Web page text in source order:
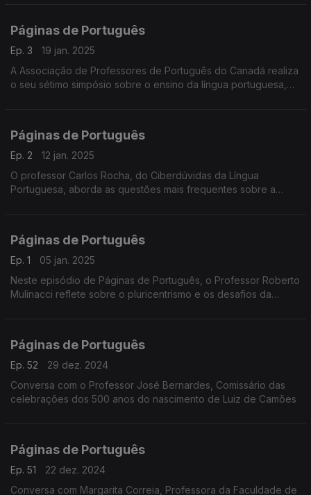
Páginas de Português
Ep. 3
19 jan. 2025
A Associação de Professores de Português do Canadá realiza
o seu sétimo simpósio sobre o ensino da língua portuguesa,
Páginas de Português
Ep. 2
12 jan. 2025
O professor Carlos Rocha, do Ciberdúvidas da Língua
Portuguesa, aborda as questões mais frequentes sobre a
Páginas de Português
Ep. 1
05 jan. 2025
Neste episódio de Páginas de Português, o Professor Roberto
Mulinacci reflete sobre o pluricentrismo e os desafios da
Páginas de Português
Ep. 52
29 dez. 2024
Conversa com o Professor José Bernardes, Comissário das
celebrações dos 500 anos do nascimento de Luiz de Camões
Páginas de Português
Ep. 51
22 dez. 2024
Conversa com Margarita Correia, Professora da Faculdade de